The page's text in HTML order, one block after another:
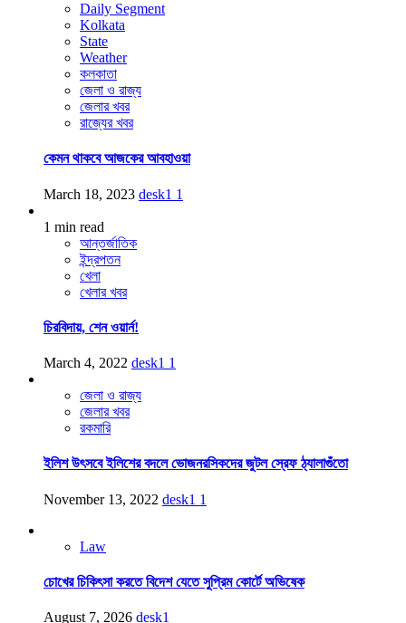
Daily Segment
Kolkata
State
Weather
কলকাতা
জেলা ও রাজ্য
জেলার খবর
রাজ্যের খবর
কেমন থাকবে আজকের আবহাওয়া
March 18, 2023 desk1 1
1 min read
আন্তর্জাতিক
ইন্দ্রপতন
খেলা
খেলার খবর
চিরবিদায়, শেন ওয়ার্ন!
March 4, 2022 desk1 1
জেলা ও রাজ্য
জেলার খবর
রকমারি
ইলিশ উৎসবে ইলিশের বদলে ভোজনরসিকদের জুটল স্রেফ ঠ্যালাগুঁতো
November 13, 2022 desk1 1
Law
চোখের চিকিৎসা করতে বিদেশ যেতে সুপ্রিম কোর্টে অভিষেক
August 7, 2026 desk1